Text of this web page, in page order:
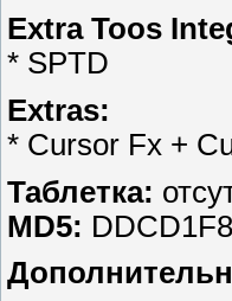
Extra Toos
* SPTD
Extras:
* Cursor Fx +
Таблетка:
MD5: